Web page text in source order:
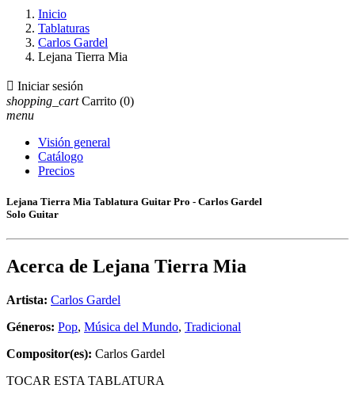
Inicio
Tablaturas
Carlos Gardel
Lejana Tierra Mia
 Iniciar sesión
shopping_cart Carrito (0)
menu
Visión general
Catálogo
Precios
Lejana Tierra Mia Tablatura Guitar Pro - Carlos Gardel
Solo Guitar
Acerca de Lejana Tierra Mia
Artista: Carlos Gardel
Géneros: Pop, Música del Mundo, Tradicional
Compositor(es): Carlos Gardel
TOCAR ESTA TABLATURA